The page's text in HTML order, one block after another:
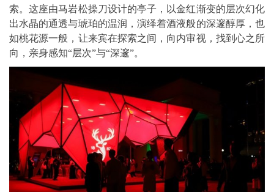
索。这座由马岩松操刀设计的亭子，以金红渐变的层次幻化
出水晶的通透与琥珀的温润，演绎着酒液般的深邃醇厚，也
如桃花源一般，让来宾在探索之间，向内审视，找到心之所
向，亲身感知“层次”与“深邃”。